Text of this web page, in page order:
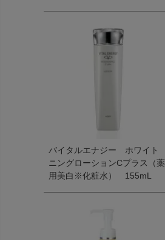
バイタルエナジー ホワイト
ニングローションCプラス（薬
用美白※化粧水） 155mL